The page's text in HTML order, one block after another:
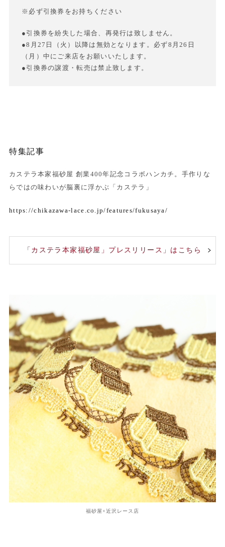
※必ず引換券をお持ちください
●引換券を紛失した場合、再発行は致しません。
●8月27日（火）以降は無効となります。必ず8月26日
（月）中にご来店をお願いいたします。
●引換券の譲渡・転売は禁止致します。
特集記事
カステラ本家福砂屋 創業400年記念コラボハンカチ。手作りな
らではの味わいが脳裏に浮かぶ「カステラ」
https://chikazawa-lace.co.jp/features/fukusaya/
「カステラ本家福砂屋」プレスリリース」はこちら
福砂屋×近沢レース店